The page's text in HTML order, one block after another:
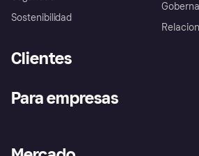
Sostenibilidad
Clientes
Inicio de sesión
Directorio de tiendas
Para empresas
Acceso empresas